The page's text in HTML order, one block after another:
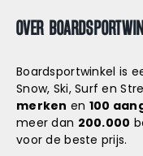
OVER
Boardsportwinkel is
Snow, Ski, Surf en
merken en 100
meer dan 200.000
voor de beste prijs.